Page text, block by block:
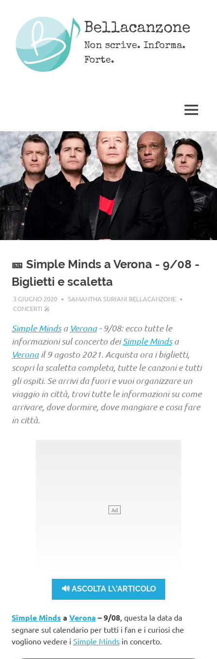
content
Bellacanzone
Non scrive. Informa.
Forte.
MENU
🎫 Simple Minds a Verona - 9/08 -
Biglietti e scaletta
3 GIUGNO 2020
SAMANTHA SURIANI BELLACANZONE
CONCERTI 🎤
Simple Mindsa Verona- 9/08: ecco tutte le
informazioni sul concerto deiSimple Mindsa
Veronail 9 agosto 2021. Acquista ora i biglietti,
scopri la scaletta completa, tutte le canzoni e tutti
gli ospiti. Se arrivi da fuori e vuoi organizzare un
viaggio in città, trovi tutte le informazioni su come
arrivare, dove dormire, dove mangiare e cosa fare
in città.
🔊 ASCOLTA L\'ARTICOLO
Simple Minds a Verona – 9/08 , questa la data da
segnare sul calendario per tutti i fan e i curiosi che
vogliono vedere i Simple Minds in concerto.